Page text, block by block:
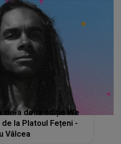
de-a doua ediție We
la Platoul Fețeni -
Vâlcea